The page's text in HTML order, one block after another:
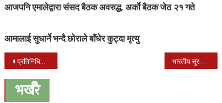
आजपनि एमालेद्वारा संसद बैठक अवरुद्ध, अर्काे बैठक जेठ २१ गते
आमालाई सुधार्ने भन्दै छोराले बाँधेर कुट्दा मृत्यु
Post
navigation
प्रतिनिधिसभाको बैठक आज बस्दै भारतीय सुरक्षा बलले तुइनको डोरी निकालिदिँदा जयसिंह धामी वेपत्ता
भर्खरै